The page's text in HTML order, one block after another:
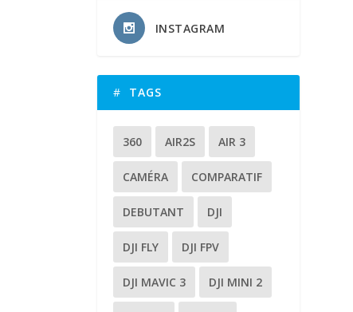
INSTAGRAM
TAGS
360 AIR2S AIR 3
CAMÉRA COMPARATIF
DEBUTANT DJI
DJI FLY DJI FPV
DJI MAVIC 3 DJI MINI 2